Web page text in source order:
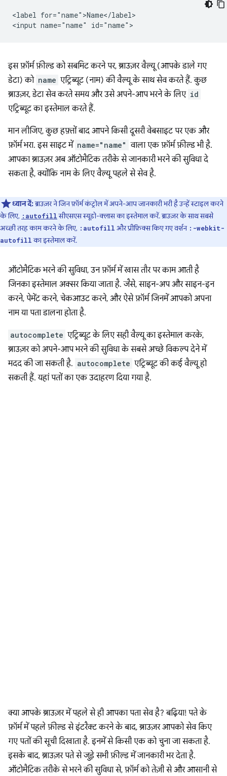
<label for="name">Name</label>
इस फ़ॉर्म फ़ील्ड को सबमिट करने पर, ब्राउज़र वैल्यू (आपके डाले गए
डेटा) को name एट्रिब्यूट (नाम) की वैल्यू के साथ सेव करते हैं. कुछ
ब्राउज़र, डेटा सेव करते समय और उसे अपने-आप भरने के लिए id
एट्रिब्यूट का इस्तेमाल करते हैं.
मान लीजिए, कुछ हफ़्तों बाद आपने किसी दूसरी वेबसाइट पर एक और
फ़ॉर्म भरा. इस साइट में name="name" वाला एक फ़ॉर्म फ़ील्ड भी है.
आपका ब्राउज़र अब ऑटोमैटिक तरीके से जानकारी भरने की सुविधा दे
सकता है, क्योंकि नाम के लिए वैल्यू पहले से सेव है.
ध्यान दें:ब्राउज़र ने जिन फ़ॉर्म कंट्रोल में अपने-आप जानकारी भरी है उन्हें स्टाइल करने
के लिए, :autofillसीएसएस स्यूडो-क्लास का इस्तेमाल करें. ब्राउज़र के साथ सबसे
अच्छी तरह काम करने के लिए, :autofill और प्रीफ़िक्स किए गए वर्शन :-webkit-
autofillका इस्तेमाल करें.
ऑटोमैटिक भरने की सुविधा, उन फ़ॉर्म में खास तौर पर काम आती है
जिनका इस्तेमाल अक्सर किया जाता है. जैसे, साइन-अप और साइन-इन
करने, पेमेंट करने, चेकआउट करने, और ऐसे फ़ॉर्म जिनमें आपको अपना
नाम या पता डालना होता है.
autocomplete एट्रिब्यूट के लिए सही वैल्यू का इस्तेमाल करके,
ब्राउज़र को अपने-आप भरने की सुविधा के सबसे अच्छे विकल्प देने में
मदद की जा सकती है. autocomplete एट्रिब्यूट की कई वैल्यू हो
सकती हैं. यहां पतों का एक उदाहरण दिया गया है.
क्या आपके ब्राउज़र में पहले से ही आपका पता सेव है? बढ़िया! पते के
फ़ॉर्म में पहले फ़ील्ड से इंटरैक्ट करने के बाद, ब्राउज़र आपको सेव किए
गए पतों की सूची दिखाता है. इनमें से किसी एक को चुना जा सकता है.
इसके बाद, ब्राउज़र पते से जुड़े सभी फ़ील्ड में जानकारी भर देता है.
ऑटोमैटिक तरीके से भरने की सुविधा से, फ़ॉर्म को तेज़ी से और आसानी से